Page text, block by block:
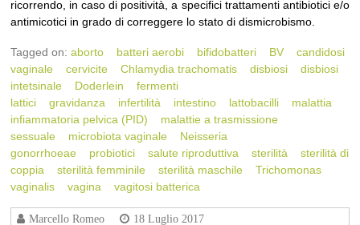
ricorrendo, in caso di positività, a specifici trattamenti antibiotici e/o
antimicotici in grado di correggere lo stato di dismicrobismo.
Tagged on:aborto batteri aerobi bifidobatteri BV
candidosi
vaginale
cervicite Chlamydia trachomatis disbiosi
disbiosi
intetsinale
Doderlein
fermenti
lattici
gravidanza infertilità intestino lattobacilli
malattia
infiammatoria pelvica (PID)
malattie a trasmissione
sessuale
microbiota vaginale
Neisseria
gonorrhoeae
probiotici salute riproduttiva sterilità
sterilità di
coppia
sterilità femminile sterilità maschile
Trichomonas
vaginalis
vagina vagitosi batterica
Marcello Romeo
18 Luglio 2017